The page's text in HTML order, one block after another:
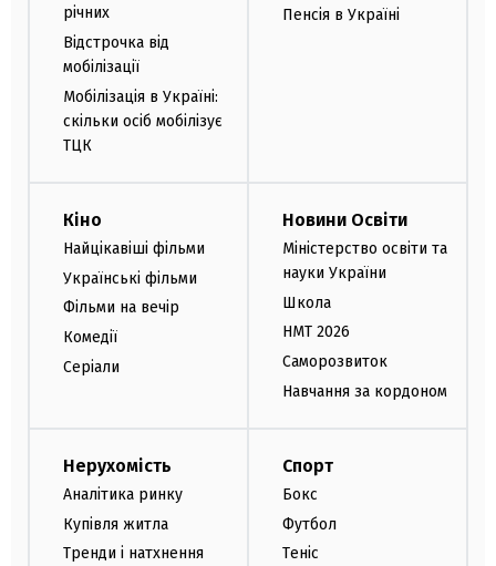
річних
Відстрочка від
мобілізації
Мобілізація в Україні:
скільки осіб мобілізує
ТЦК
Пенсія в Україні
Кіно
Найцікавіші фільми
Українські фільми
Фільми на вечір
Комедії
Серіали
Новини Освіти
Міністерство освіти та
науки України
Школа
НМТ 2026
Саморозвиток
Навчання за кордоном
Нерухомість
Аналітика ринку
Купівля житла
Тренди і натхнення
Спорт
Бокс
Футбол
Теніс